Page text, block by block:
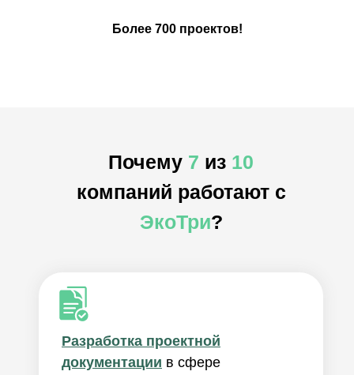
Более 700 проектов!
Почему 7 из 10
компаний работают с
ЭкоТри?
Разработка проектной
документации в сфере